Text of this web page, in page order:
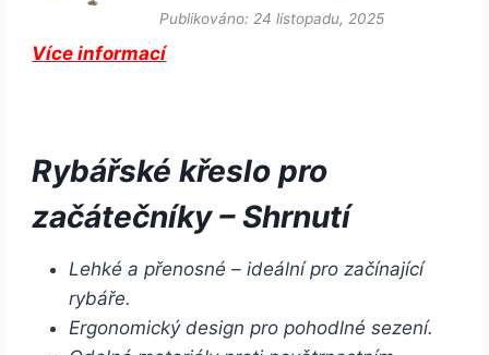
Publikováno: 24 listopadu, 2025
Více informací
Rybářské křeslo pro
začátečníky – Shrnutí
Lehké a přenosné – ideální pro začínající
rybáře.
Ergonomický design pro pohodlné sezení.